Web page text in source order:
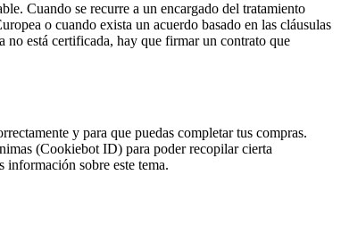
Cuando se recurre a un encargado del tratamiento
o cuando exista un acuerdo basado en las cláusulas
no está certificada, hay que firmar un contrato que
y para que puedas completar tus compras.
(Cookiebot ID) para poder recopilar cierta
información sobre este tema.